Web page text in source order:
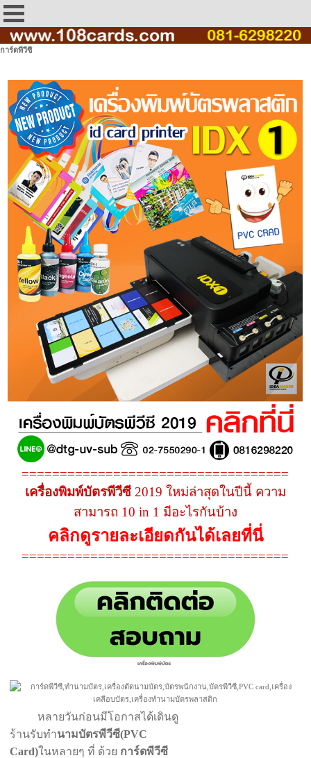
การ์ดพีวีซี
===================================
เครื่องพิมพ์บัตรพีวีซี 2019 ใหม่ล่าสุดในปีนี้ ความ
สามารถ 10 in 1 มีอะไรกันบ้าง
คลิกดูรายละเอียดกันได้เลยที่นี่
===================================
หลายวันก่อนมีโอกาสได้เดินดู
ร้านรับทำนามบัตรพีวีซี(PVC
Card)ในหลายๆ ที่ ด้วย การ์ดพีวีซี